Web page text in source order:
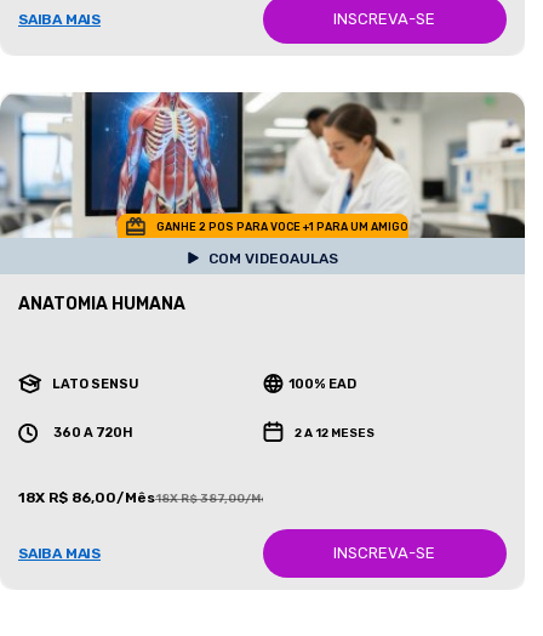
SAIBA MAIS INSCREVA-SE
GANHE 2 POS PARA VOCE +1 PARA UM AMIGO
COM VIDEOAULAS
ANATOMIA HUMANA
LATO SENSU 100% EAD
360 A 720H 2 A 12 MESES
18X R$ 86,00/Mês18X R$ 387,00/Mês
SAIBA MAIS INSCREVA-SE